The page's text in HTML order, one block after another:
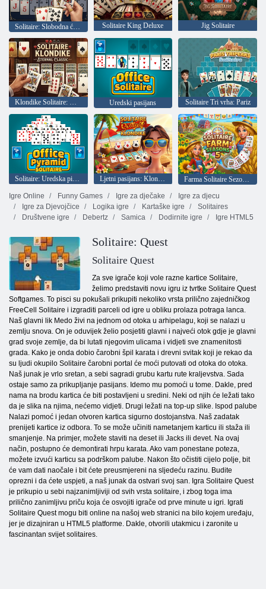
Solitaire King Deluxe Jig Solitaire
Klondike Solitaire: Vječni klasici Uredski pasijans Solitaire Tri vrha: Pariz
Solitaire: Uredska piramida Ljetni pasijans: Klondike
Farma Solitaire Sezona 5
Igre Online
Funny Games Igre za dječake
Igre za djecu
Igre za Djevojčice
Logika igre Kartaške igre
Solitaires
Društvene igre
Debertz Samica Dodirnite igre Igre HTML5
Solitaire: Quest
Solitaire Quest
Za sve igrače koji vole razne kartice Solitaire,
želimo predstaviti novu igru ​​iz tvrtke Solitaire Quest
Softgames. To pisci su pokušali prikupiti nekoliko vrsta prilično zajedničkog
FreeCell Solitaire i izgraditi parceli od igre u obliku prolaza potraga lanca.
Naš glavni lik Medo živi na jednom od otoka u arhipelagu, koji se nalazi u
zemlju snova. On je oduvijek želio posjetiti glavni i najveći otok gdje je glavni
grad svoje zemlje, da bi lutati njegovim ulicama i vidjeti sve znamenitosti
grada. Kako je onda dobio čarobni špil karata i drevni svitak koji je rekao da
su ljudi okupilo Solitaire čarobni portal će moći putovati od otoka do otoka.
Naš junak je vrlo sretan, a sebi sagradi grubu kartu rute kraljevstva. Sada
ostaje samo za prikupljanje pasijans. Idemo mu pomoći u tome. Dakle, pred
nama na brodu kartica će biti postavljeni u sredini. Neki od njih će ležati tako
da je slika na njima, nećemo vidjeti. Drugi ležati na top-up slike. Ispod palube
Nalazi pomoć i jedan otvoren kartica sigurno dostojanstva. Naš zadatak
prenijeti kartice iz odbora. To se može učiniti nametanjem karticu ili staža ili
smanjenje. Na primjer, možete staviti na deset ili Jacks ili devet. Na ovaj
način, postupno će demontirati hrpu karata. Ako vam ponestane poteza,
možete izvući karticu sa podrškom palube. Nakon što očistiti cijelo polje, bit
će vam dati naočale i bit ćete preusmjereni na sljedeću razinu. Budite
oprezni i da ćete uspjeti, a naš junak da ostvari svoj san. Igra Solitaire Quest
je prikupio u sebi najzanimljiviji od svih vrsta solitaire, i zbog toga ima
prilično zanimljivu priču koja će osvojiti igrače od prve minute u igri. Igrati
Solitaire Quest mogu biti online na našoj web stranici na bilo kojem uređaju,
jer je dizajniran u HTML5 platforme. Dakle, otvorili utakmicu i zaronite u
fascinantan svijet solitaires.